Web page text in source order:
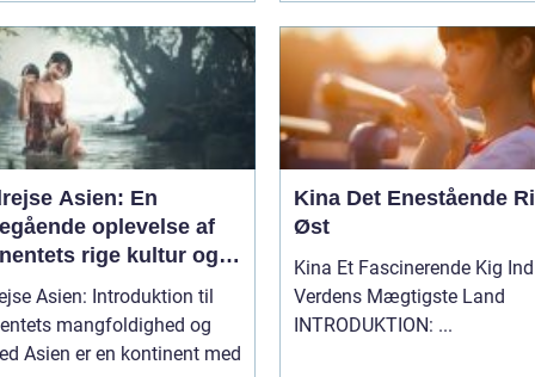
Asien: En
oplevelse af
rige kultur og
historie
Asien: Introduktion til
mangfoldighed og
med
Kina Det Enestående Rige i
Øst
Kina Et Fascinerende Kig Ind i
Verdens Mægtigste Land
INTRODUKTION: ...